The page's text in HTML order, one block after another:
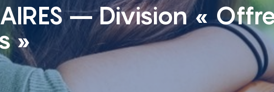
– Division «
»